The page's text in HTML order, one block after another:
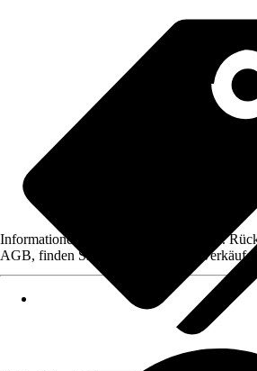
Informationen des Verkäufers, wie z. B.
AGB, finden Sie bei Klick auf den